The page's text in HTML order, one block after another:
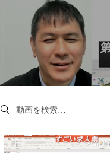
Search videos